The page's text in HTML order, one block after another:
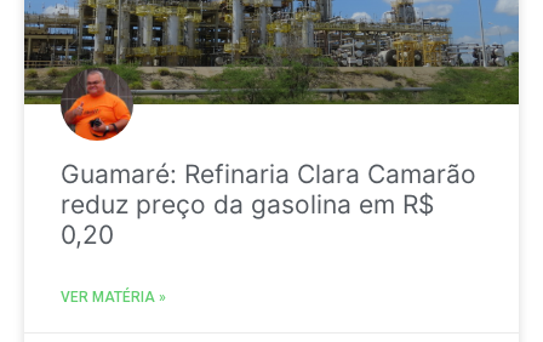
Guamaré: Refinaria Clara Camarão
reduz preço da gasolina em R$
0,20
VER MATÉRIA »